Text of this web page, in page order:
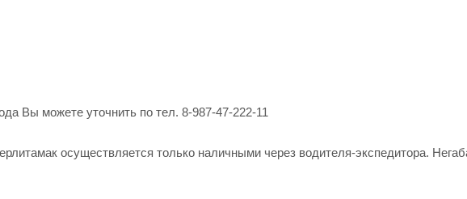
Вы можете уточнить по тел. 8-987-47-222-11
осуществляется только наличными через водителя-экспедитора.